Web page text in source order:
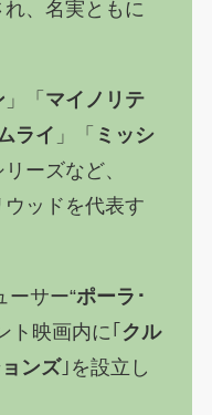
、名実ともに
」「 マイノリテ
ライ 」「 ミッシ
ーズなど、
ッドを代表す
ーサー“ポーラ･
ト映画内に｢ クル
ンズ｣を設立し